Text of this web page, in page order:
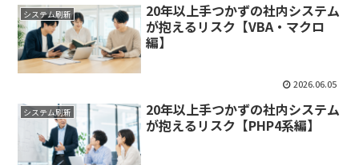
システム刷新
20年以上手つかずの社内システム
が抱えるリスク【VBA・マクロ
編】
2026.06.05
システム刷新
20年以上手つかずの社内システム
が抱えるリスク【PHP4系編】